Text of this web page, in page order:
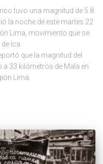
tuvo una magnitud de 5.8.
la noche de este martes 22
Lima, movimiento que se
Ica.
que la magnitud del
33 kilómetros de Mala en
Lima.